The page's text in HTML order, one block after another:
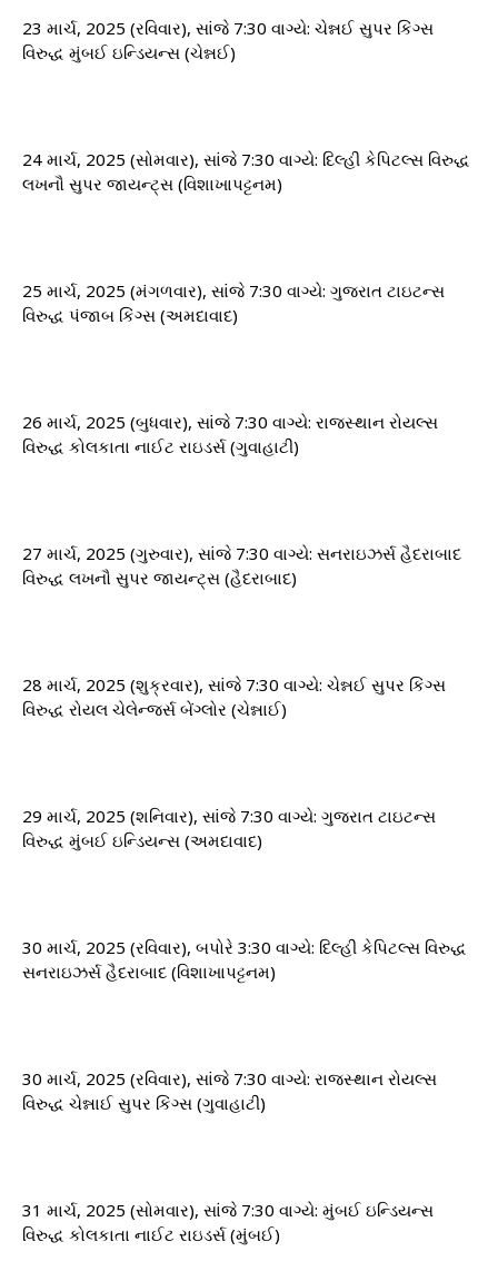
23 માર્ચ, 2025 (રવિવાર), સાંજે 7:30 વાગ્યે: ​​ચેન્નઈ સુપર કિંગ્સ
વિરુદ્ધ મુંબઈ ઇન્ડિયન્સ (ચેન્નઈ)
24 માર્ચ, 2025 (સોમવાર), સાંજે 7:30 વાગ્યે: ​​દિલ્હી કેપિટલ્સ વિરુદ્ધ
લખનૌ સુપર જાયન્ટ્સ (વિશાખાપટ્ટનમ)
25 માર્ચ, 2025 (મંગળવાર), સાંજે 7:30 વાગ્યે: ​​ગુજરાત ટાઇટન્સ
વિરુદ્ધ પંજાબ કિંગ્સ (અમદાવાદ)
26 માર્ચ, 2025 (બુધવાર), સાંજે 7:30 વાગ્યે: ​​રાજસ્થાન રોયલ્સ
વિરુદ્ધ કોલકાતા નાઈટ રાઇડર્સ (ગુવાહાટી)
27 માર્ચ, 2025 (ગુરુવાર), સાંજે 7:30 વાગ્યે: ​​સનરાઇઝર્સ હૈદરાબાદ
વિરુદ્ધ લખનૌ સુપર જાયન્ટ્સ (હૈદરાબાદ)
28 માર્ચ, 2025 (શુક્રવાર), સાંજે 7:30 વાગ્યે: ​​ચેન્નઈ સુપર કિંગ્સ
વિરુદ્ધ રોયલ ચેલેન્જર્સ બેંગ્લોર (ચેન્નાઈ)
29 માર્ચ, 2025 (શનિવાર), સાંજે 7:30 વાગ્યે: ​​ગુજરાત ટાઇટન્સ
વિરુદ્ધ મુંબઈ ઇન્ડિયન્સ (અમદાવાદ)
30 માર્ચ, 2025 (રવિવાર), બપોરે 3:30 વાગ્યે: ​​દિલ્હી કેપિટલ્સ વિરુદ્ધ
સનરાઇઝર્સ હૈદરાબાદ (વિશાખાપટ્ટનમ)
30 માર્ચ, 2025 (રવિવાર), સાંજે 7:30 વાગ્યે: ​​રાજસ્થાન રોયલ્સ
વિરુદ્ધ ચેન્નાઈ સુપર કિંગ્સ (ગુવાહાટી)
31 માર્ચ, 2025 (સોમવાર), સાંજે 7:30 વાગ્યે: ​​મુંબઈ ઇન્ડિયન્સ
વિરુદ્ધ કોલકાતા નાઈટ રાઇડર્સ (મુંબઈ)